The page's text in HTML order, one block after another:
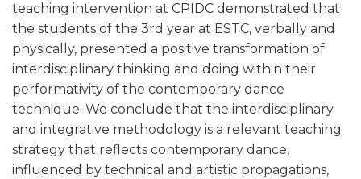
teaching intervention at CPIDC demonstrated that
the students of the 3rd year at ESTC, verbally and
physically, presented a positive transformation of
interdisciplinary thinking and doing within their
performativity of the contemporary dance
technique. We conclude that the interdisciplinary
and integrative methodology is a relevant teaching
strategy that reflects contemporary dance,
influenced by technical and artistic propagations,